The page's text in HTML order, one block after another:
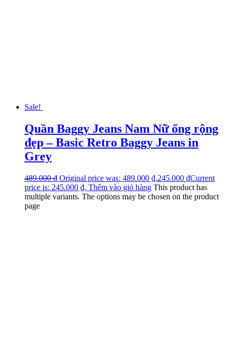
Sale!
Quần Baggy Jeans Nam Nữ ống rộng
đẹp – Basic Retro Baggy Jeans in
Grey
489.000₫ Original price was: 489.000 ₫.245.000 ₫Current
price is: 245.000 ₫. Thêm vào giỏ hàng This product has
multiple variants. The options may be chosen on the product
page